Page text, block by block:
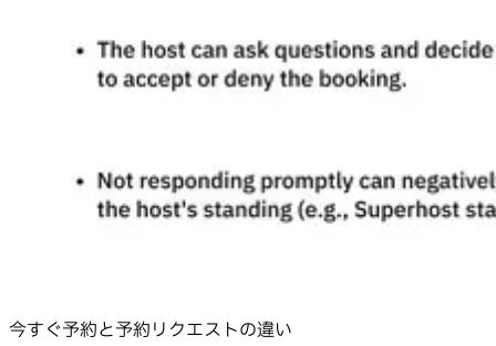
今すぐ予約と予約リクエストの違い